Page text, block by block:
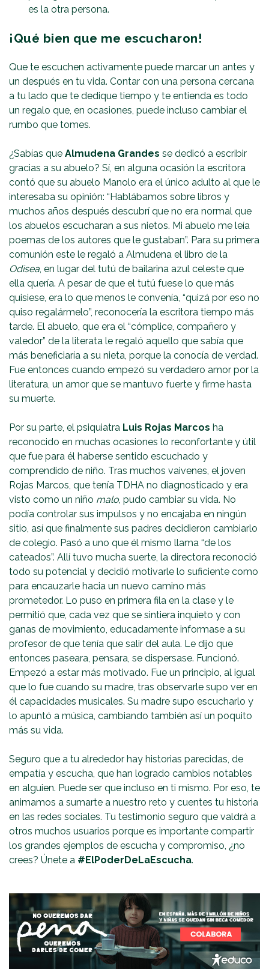
es la otra persona.
¡Qué bien que me escucharon!
Que te escuchen activamente puede marcar un antes y
un después en tu vida. Contar con una persona cercana
a tu lado que te dedique tiempo y te entienda es todo
un regalo que, en ocasiones, puede incluso cambiar el
rumbo que tomes.
¿Sabías que Almudena Grandes se dedicó a escribir
gracias a su abuelo? Sí, en alguna ocasión la escritora
contó que su abuelo Manolo era el único adulto al que le
interesaba su opinión: “Hablábamos sobre libros y
muchos años después descubrí que no era normal que
los abuelos escucharan a sus nietos. Mi abuelo me leía
poemas de los autores que le gustaban”. Para su primera
comunión este le regaló a Almudena el libro de la
Odisea , en lugar del tutú de bailarina azul celeste que
ella quería. A pesar de que el tutú fuese lo que más
quisiese, era lo que menos le convenía, “quizá por eso no
quiso regalármelo”, reconocería la escritora tiempo más
tarde. El abuelo, que era el “cómplice, compañero y
valedor” de la literata le regaló aquello que sabía que
más beneficiaría a su nieta, porque la conocía de verdad.
Fue entonces cuando empezó su verdadero amor por la
literatura, un amor que se mantuvo fuerte y firme hasta
su muerte.
Por su parte, el psiquiatra Luis Rojas Marcos ha
reconocido en muchas ocasiones lo reconfortante y útil
que fue para él haberse sentido escuchado y
comprendido de niño. Tras muchos vaivenes, el joven
Rojas Marcos, que tenía TDHA no diagnosticado y era
visto como un niño malo , pudo cambiar su vida. No
podía controlar sus impulsos y no encajaba en ningún
sitio, así que finalmente sus padres decidieron cambiarlo
de colegio. Pasó a uno que él mismo llama “de los
cateados”. Allí tuvo mucha suerte, la directora reconoció
todo su potencial y decidió motivarle lo suficiente como
para encauzarle hacia un nuevo camino más
prometedor. Lo puso en primera fila en la clase y le
permitió que, cada vez que se sintiera inquieto y con
ganas de movimiento, educadamente informase a su
profesor de que tenía que salir del aula. Le dijo que
entonces paseara, pensara, se dispersase. Funcionó.
Empezó a estar más motivado. Fue un principio, al igual
que lo fue cuando su madre, tras observarle supo ver en
él capacidades musicales. Su madre supo escucharlo y
lo apuntó a música, cambiando también así un poquito
más su vida.
Seguro que a tu alrededor hay historias parecidas, de
empatía y escucha, que han logrado cambios notables
en alguien. Puede ser que incluso en ti mismo. Por eso, te
animamos a sumarte a nuestro reto y cuentes tu historia
en las redes sociales. Tu testimonio seguro que valdrá a
otros muchos usuarios porque es importante compartir
los grandes ejemplos de escucha y compromiso, ¿no
crees? Únete a #ElPoderDeLaEscucha.